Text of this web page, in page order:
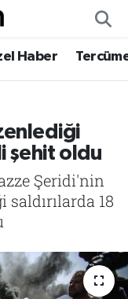
Haber
şehit oldu
Şeridi'nin
18